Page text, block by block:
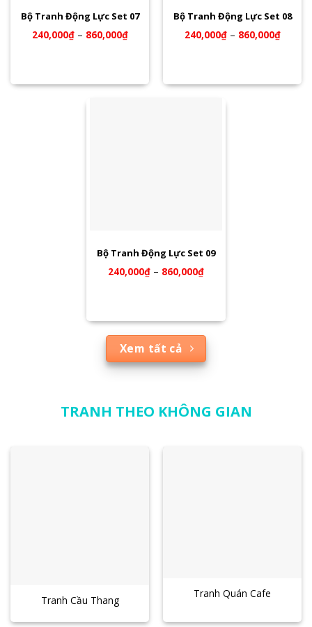
Bộ Tranh Động Lực Set 07
240,000₫– 860,000₫
Bộ Tranh Động Lực Set 08
240,000₫– 860,000₫
Bộ Tranh Động Lực Set 09
240,000₫ – 860,000₫
Xem tất cả
TRANH THEO KHÔNG GIAN
Tranh Cầu Thang
Tranh Quán Cafe